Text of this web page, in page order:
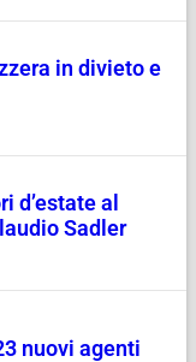
in divieto e
d’estate al
Sadler
nuovi agenti